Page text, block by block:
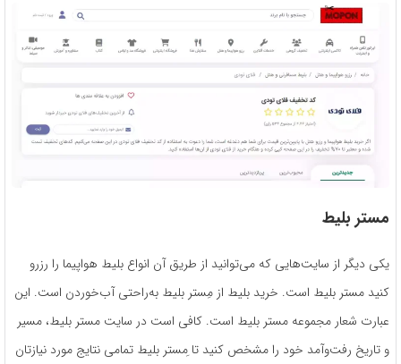
مستر بلیط
یکی دیگر از سایت‌هایی که می‌توانید از طریق آن انواع بلیط هواپیما را رزرو
کنید مستر بلیط است. خرید بلیط از مِستر بلیط به‌راحتی آب‌خوردن است. این
عبارت شعار مجموعه مستر بلیط است. کافی است در سایت مستر بلیط، مسیر
و تاریخ رفت‌وآمد خود را مشخص کنید تا ِمستر بلیط تمامی نتایج مورد نیازتان